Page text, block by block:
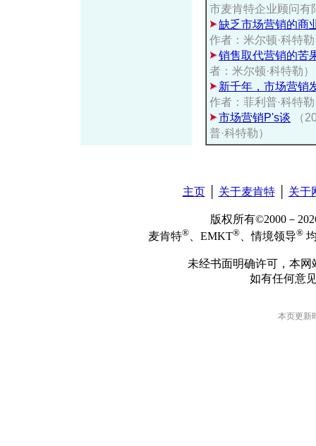
市麦肯特企业顾问有
缺乏市场营销的商
作者：米尔顿·科特
销售取代营销的苦
者：米尔顿·科特勒）
新千年，市场营销
作者：菲利普·科特
市场营销P's谈
（
普·科特勒）
主页│ 关于麦肯特│ 关于
版权所有©2000－
麦肯特® 、EMKT® 、情境领导®
未经书面明确许可，本
如有任何意
本页更新